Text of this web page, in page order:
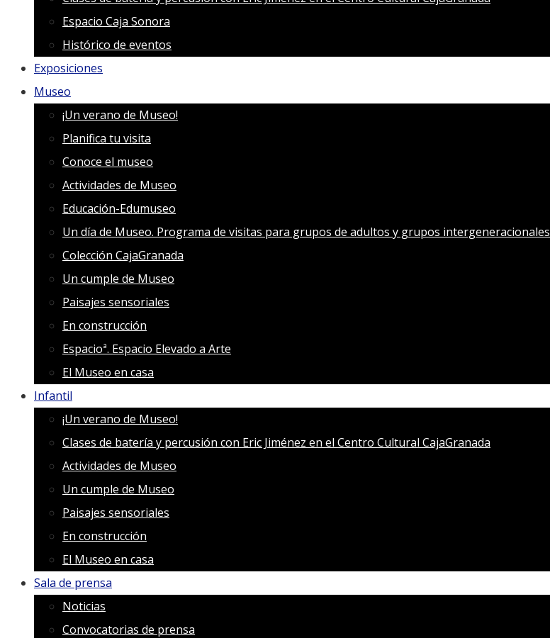
Espacio Caja Sonora
Histórico de eventos
Exposiciones
Museo
¡Un verano de Museo!
Planifica tu visita
Conoce el museo
Actividades de Museo
Educación-Edumuseo
Un día de Museo. Programa de visitas para grupos de adultos y grupos intergeneracionales
Colección CajaGranada
Un cumple de Museo
Paisajes sensoriales
En construcción
Espacioª. Espacio Elevado a Arte
El Museo en casa
Infantil
¡Un verano de Museo!
Clases de batería y percusión con Eric Jiménez en el Centro Cultural CajaGranada
Actividades de Museo
Un cumple de Museo
Paisajes sensoriales
En construcción
El Museo en casa
Sala de prensa
Noticias
Convocatorias de prensa